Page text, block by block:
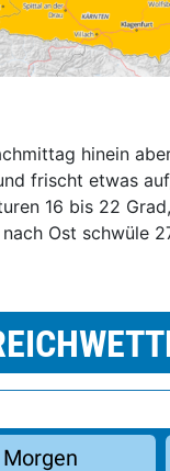
hinein
frischt etwas
16 bis 22 Grad,
Ost schwüle
Morgen